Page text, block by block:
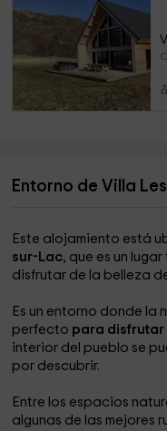
Entorno de Villa
Este alojamiento está
sur-Lac, que es un
disfrutar de la belleza
Es un entorno donde la
perfecto para disfrutar
interior del pueblo se
por descubrir.
Entre los espacios
algunas de las mejores